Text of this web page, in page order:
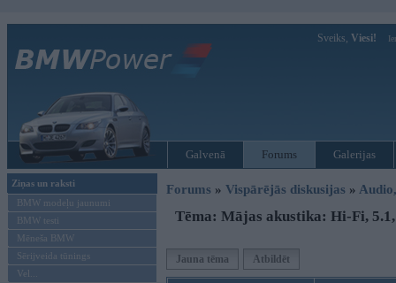
Sveiks, Viesi!
Galvenā Forums Galerijas
Ziņas un raksti
BMW modeļu jaunumi
BMW testi
Mēneša BMW
Sērijveida tūnings
Vel...
Forums » Vispārējās diskusijas »
Tēma: Mājas akustika: Hi-Fi,
Jauna tēma Atbildēt